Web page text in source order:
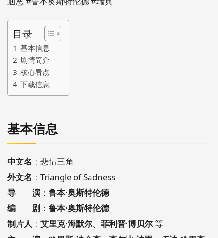
目录
基本信息
剧情简介
核心看点
下载信息
基本信息
中文名 ：悲情三角
外文名 ：Triangle of Sadness
导 演 ： 鲁本·奥斯特伦德
编 剧 ： 鲁本·奥斯特伦德
制片人 ： 艾里克·海默尔、 菲利普·博贝尔等